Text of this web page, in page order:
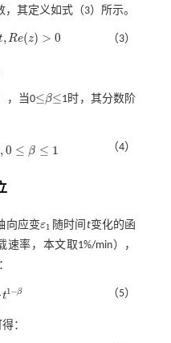
，其定义如式（3） 所示。
,Re(z) > 0
>0 （3）
，当0≤
≤ β
β≤
≤ 1时，其分数阶
,0 ≤ β ≤ 1
β ≤1 （4）
向应变ε1
ε1 随时间 t变化的函
速率，本文取1%/min），
t1−β
β)t 1- （5）
：